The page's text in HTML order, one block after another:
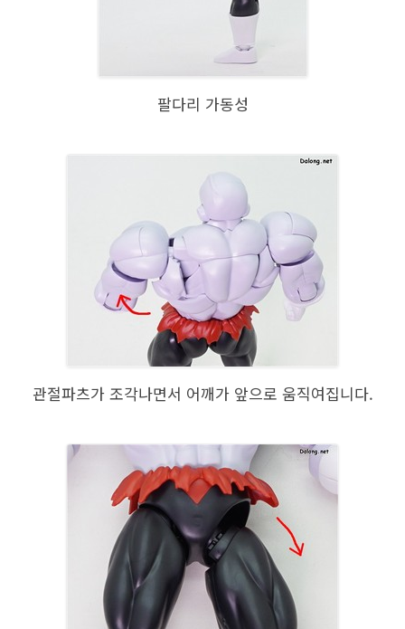
팔다리 가동성
관절파츠가 조각나면서 어깨가 앞으로 움직여집니다.